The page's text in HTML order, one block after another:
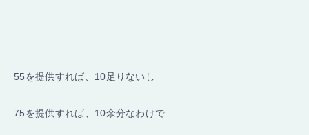
55を提供すれば、10足りないし
75を提供すれば、10余分なわけで